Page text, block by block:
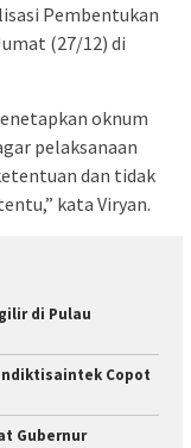
Pembentukan
(27/12) di
oknum
pelaksanaan
dan tidak
kata Viryan.
di Pulau
Copot
Gubernur